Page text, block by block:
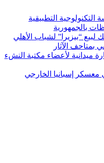
التكنولوجية التطبيقية
“بيزيرا” لشباب الأهلي
بمتاحف الآثار
ميدانية لأعضاء مكتبة النشء
معسكر إسبانيا الخارجي